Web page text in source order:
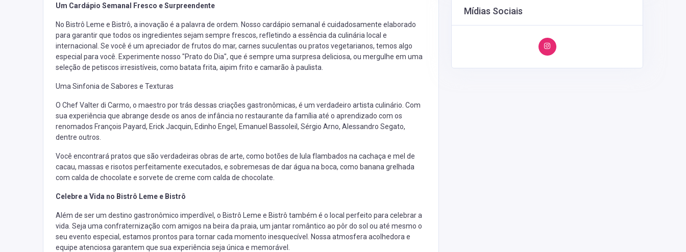
Um Cardápio Semanal Fresco e Surpreendente
No Bistrô Leme e Bistrô, a inovação é a palavra de ordem. Nosso cardápio semanal é cuidadosamente elaborado
para garantir que todos os ingredientes sejam sempre frescos, refletindo a essência da culinária local e
internacional. Se você é um apreciador de frutos do mar, carnes suculentas ou pratos vegetarianos, temos algo
especial para você. Experimente nosso "Prato do Dia", que é sempre uma surpresa deliciosa, ou mergulhe em uma
seleção de petiscos irresistíveis, como batata frita, aipim frito e camarão à paulista.
Uma Sinfonia de Sabores e Texturas
O Chef Valter di Carmo, o maestro por trás dessas criações gastronômicas, é um verdadeiro artista culinário. Com
sua experiência que abrange desde os anos de infância no restaurante da família até o aprendizado com os
renomados François Payard, Erick Jacquin, Edinho Engel, Emanuel Bassoleil, Sérgio Arno, Alessandro Segato,
dentre outros.
Você encontrará pratos que são verdadeiras obras de arte, como botões de lula flambados na cachaça e mel de
cacau, massas e risotos perfeitamente executados, e sobremesas de dar água na boca, como banana grelhada
com calda de chocolate e sorvete de creme com calda de chocolate.
Celebre a Vida no Bistrô Leme e Bistrô
Além de ser um destino gastronômico imperdível, o Bistrô Leme e Bistrô também é o local perfeito para celebrar a
vida. Seja uma confraternização com amigos na beira da praia, um jantar romântico ao pôr do sol ou até mesmo o
seu evento especial, estamos prontos para tornar cada momento inesquecível. Nossa atmosfera acolhedora e
equipe atenciosa garantem que sua experiência seja única e memorável.
Mídias Sociais